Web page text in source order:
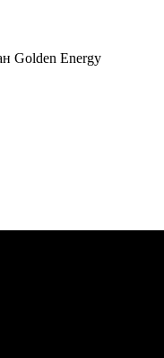
Golden Energy